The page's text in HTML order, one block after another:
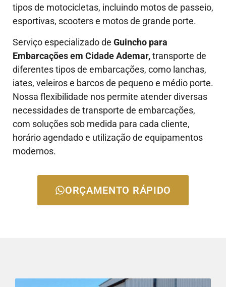
tipos de motocicletas, incluindo motos de passeio,
esportivas, scooters e motos de grande porte.
Serviço especializado de Guincho para
Embarcações em Cidade Ademar,transporte de
diferentes tipos de embarcações, como lanchas,
iates, veleiros e barcos de pequeno e médio porte.
Nossa flexibilidade nos permite atender diversas
necessidades de transporte de embarcações,
com soluções sob medida para cada cliente,
horário agendado e utilização de equipamentos
modernos.
ORÇAMENTO RÁPIDO